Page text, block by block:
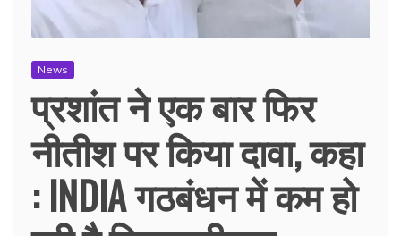
News
प्रशांत ने एक बार फिर
नीतीश पर किया दावा, कहा
: INDIA गठबंधन में कम हो